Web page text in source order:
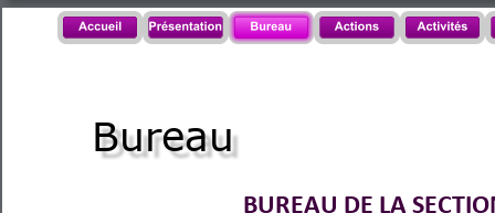
BUREAU DE LA
Bureau